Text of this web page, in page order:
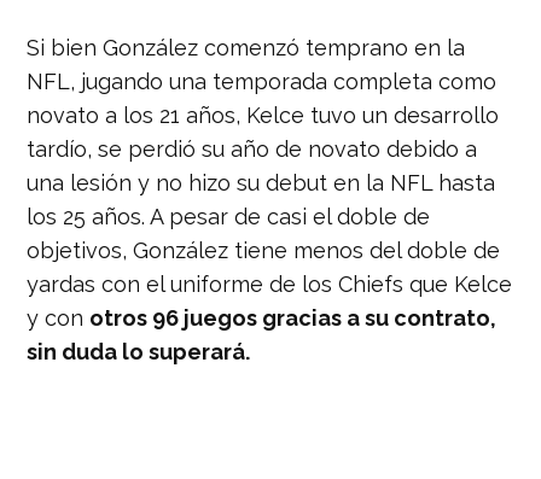
Si bien González comenzó temprano en la
NFL, jugando una temporada completa como
novato a los 21 años, Kelce tuvo un desarrollo
tardío, se perdió su año de novato debido a
una lesión y no hizo su debut en la NFL hasta
los 25 años.A pesar de casi el doble de
objetivos, González tiene menos del doble de
yardas con el uniforme de los Chiefs que Kelce
y con otros 96 juegos gracias a su contrato,
sin duda lo superará.